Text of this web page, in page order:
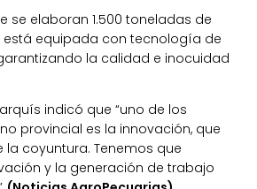
se elaboran 1.500 toneladas de
equipada con tecnología de
la calidad e inocuidad
indicó que “uno de los
provincial es la innovación, que
la coyuntura. Tenemos que
y la generación de trabajo